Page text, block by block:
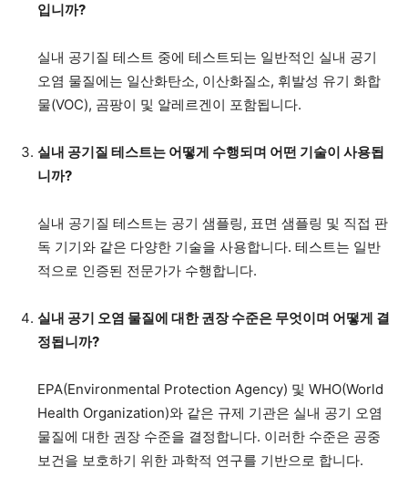
입니까?
실내 공기질 테스트 중에 테스트되는 일반적인 실내 공기
오염 물질에는 일산화탄소, 이산화질소, 휘발성 유기 화합
물(VOC), 곰팡이 및 알레르겐이 포함됩니다.
실내 공기질 테스트는 어떻게 수행되며 어떤 기술이 사용됩
니까?
실내 공기질 테스트는 공기 샘플링, 표면 샘플링 및 직접 판
독 기기와 같은 다양한 기술을 사용합니다. 테스트는 일반
적으로 인증된 전문가가 수행합니다.
실내 공기 오염 물질에 대한 권장 수준은 무엇이며 어떻게 결
정됩니까?
EPA(Environmental Protection Agency) 및 WHO(World
Health Organization)와 같은 규제 기관은 실내 공기 오염
물질에 대한 권장 수준을 결정합니다. 이러한 수준은 공중
보건을 보호하기 위한 과학적 연구를 기반으로 합니다.